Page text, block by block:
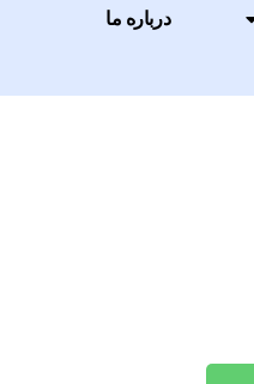
درباره ما